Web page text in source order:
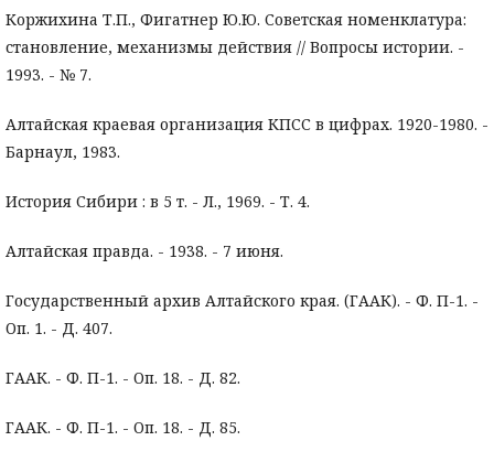
Коржихина Т.П., Фигатнер Ю.Ю. Советская номенклатура:
становление, механизмы действия // Вопросы истории. -
1993. - № 7.
Алтайская краевая организация КПСС в цифрах. 1920-1980. -
Барнаул, 1983.
История Сибири : в 5 т. - Л., 1969. - Т. 4.
Алтайская правда. - 1938. - 7 июня.
Государственный архив Алтайского края. (ГААК). - Ф. П-1. -
Оп. 1. - Д. 407.
ГААК. - Ф. П-1. - Оп. 18. - Д. 82.
ГААК. - Ф. П-1. - Оп. 18. - Д. 85.